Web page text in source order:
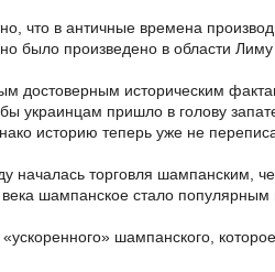
что в античные времена
было произведено в области Лиму
достоверным историческим
украинцам пришло в голову
историю теперь уже не
началась торговля шампанским,
века шампанское стало популярным
«ускоренного» шампанского,